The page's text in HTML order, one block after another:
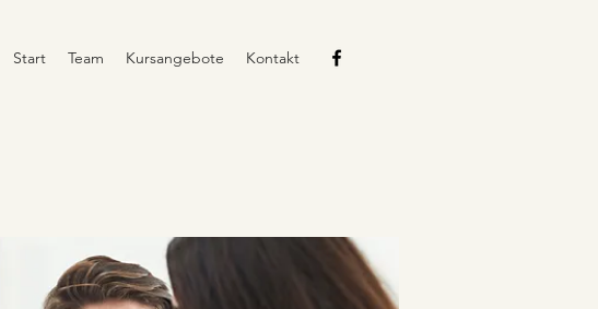
Start Team Kursangebote Kontakt